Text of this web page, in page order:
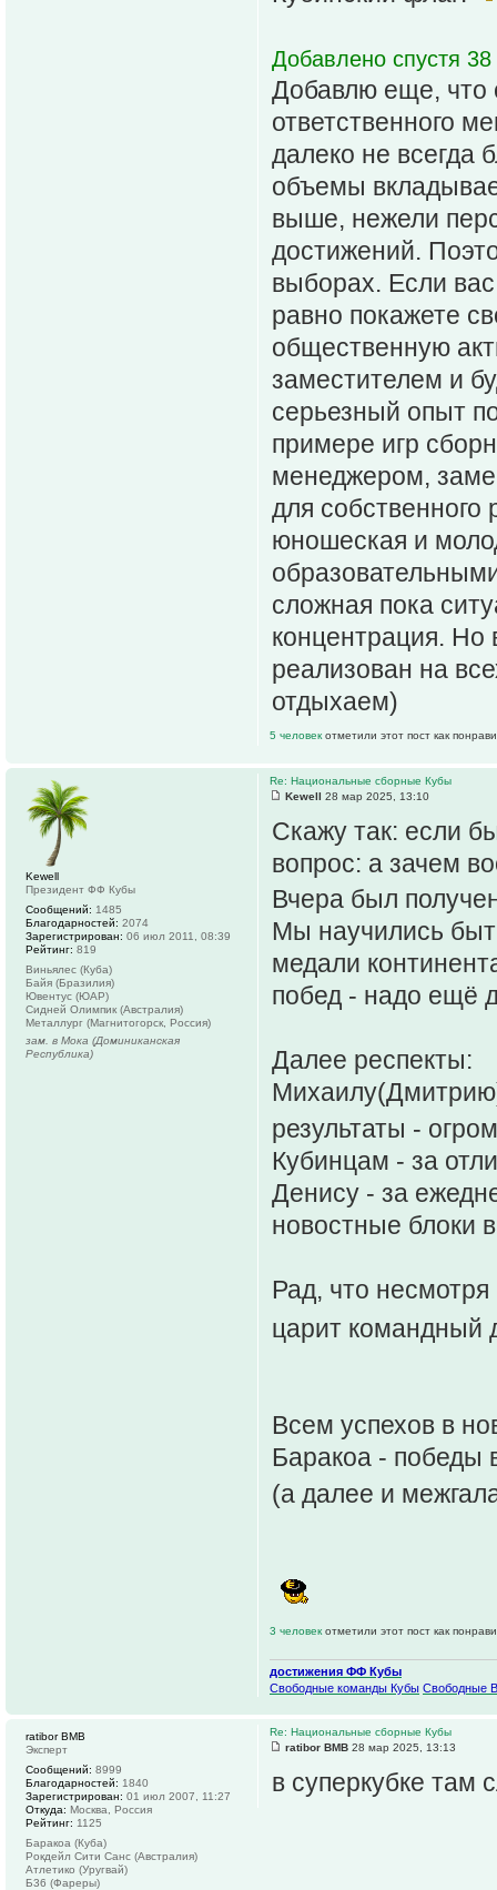
Добавлено спустя
Добавлю еще, что
ответственного
далеко не всегда
объемы
выше, нежели
достижений.
выборах. Если
равно покажете
общественную
заместителем и
серьезный опыт
примере игр
менеджером,
для собственного
юношеская и
сложная пока
концентрация. Но
реализован на
отдыхаем)
5 человек отметили этот пост как
Re: Национальные сборные Кубы
Kewell 28 мар 2025, 13:10
Скажу так: если
вопрос: а зачем
Вчера был
Мы научились
медали
побед - надо ещё
Далее респекты:
результаты -
Кубинцам - за
Денису - за
новостные блоки
Рад, что
царит командный
Всем успехов в
Баракоа - победы
(а далее и
3 человек отметили этот пост как
достижения ФФ Кубы
Свободные команды Кубы Свободные
Kewell
Президент ФФ Кубы
Сообщений: 1485
Благодарностей: 2074
Зарегистрирован: 06 июл 2011, 08:39
Рейтинг: 819
Виньялес (Куба)
Байя (Бразилия)
Ювентус (ЮАР)
Сидней Олимпик (Австралия)
Металлург (Магнитогорск, Россия)
зам. в Мока (Доминиканская
Республика)
Re: Национальные сборные Кубы
ratibor BMB 28 мар 2025, 13:13
в суперкубке там
ratibor BMB
Эксперт
Сообщений: 8999
Благодарностей: 1840
Зарегистрирован: 01 июл 2007, 11:27
Откуда: Москва, Россия
Рейтинг: 1125
Баракоа (Куба)
Рокдейл Сити Санс (Австралия)
Атлетико (Уругвай)
Б36 (Фареры)